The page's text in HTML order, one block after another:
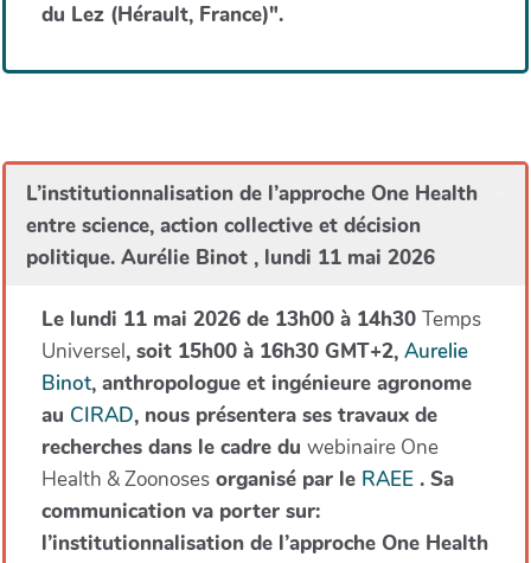
du Lez (Hérault, France)".
L’institutionnalisation de l’approche One Health
entre science, action collective et décision
politique. Aurélie Binot , lundi 11 mai 2026
Le lundi 11 mai 2026 de 13h00 à 14h30 Temps
Universel, soit 15h00 à 16h30 GMT+2, Aurelie
Binot, anthropologue et ingénieure agronome
au CIRAD, nous présentera ses travaux de
recherches dans le cadre du webinaire One
Health & Zoonoses organisé par le RAEE . Sa
communication va porter sur:
l’institutionnalisation de l’approche One Health